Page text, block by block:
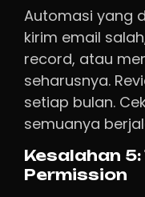
Automasi yang
kirim email
record, atau
seharusnya.
setiap bulan.
semuanya
Kesalahan
Permission